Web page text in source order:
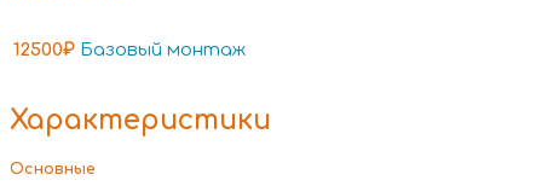
12500₽ Базовый монтаж
Характеристики
Основные